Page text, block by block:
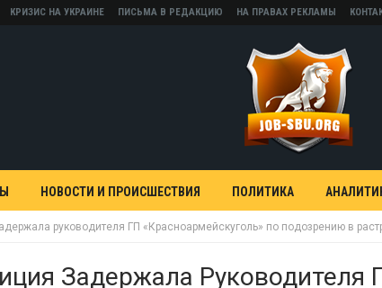
КРИЗИС НА УКРАИНЕ ПИСЬМА В РЕДАКЦИЮ НА ПРАВАХ РЕКЛАМЫ
НОВОСТИ И ПРОИСШЕСТВИЯ ПОЛИТИКА
руководителя ГП «Красноармейскуголь» по подозрению в
Задержала Руководителя